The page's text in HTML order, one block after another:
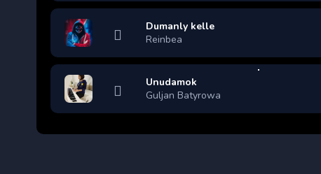
Dumanly kelle
Reinbea
Unudamok
Guljan Batyrowa